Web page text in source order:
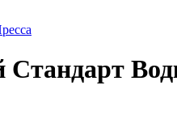
Стандарт